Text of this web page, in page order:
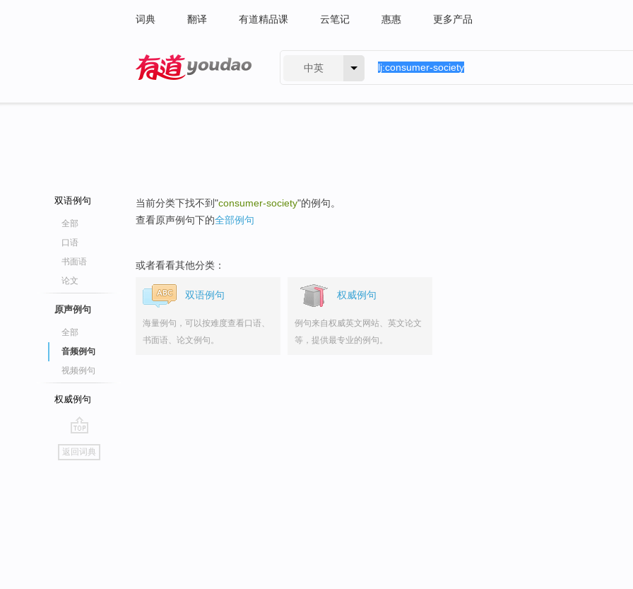
词典 翻译 有道精品课 云笔记 惠惠 更多产品
中英
双语例句
全部
口语
书面语
论文
原声例句
全部
音频例句
视频例句
权威例句
go
top
返回词典
当前分类下找不到"consumer-society"的例句。
查看原声例句下的全部例句
或者看看其他分类：
双语例句
海量例句，可以按难度查看口语、
书面语、论文例句。
权威例句
例句来自权威英文网站、英文论文
等，提供最专业的例句。